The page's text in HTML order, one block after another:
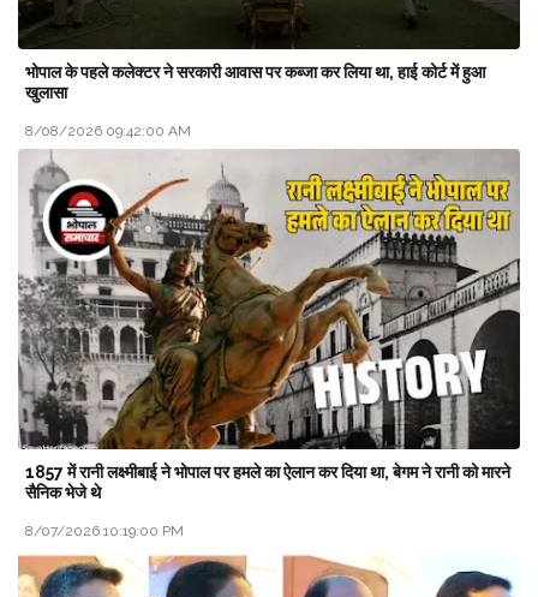
भोपाल के पहले कलेक्टर ने सरकारी आवास पर कब्जा कर लिया था, हाई कोर्ट में हुआ
खुलासा
8/08/2026 09:42:00 AM
1857 में रानी लक्ष्मीबाई ने भोपाल पर हमले का ऐलान कर दिया था, बेगम ने रानी को मारने
सैनिक भेजे थे
8/07/2026 10:19:00 PM